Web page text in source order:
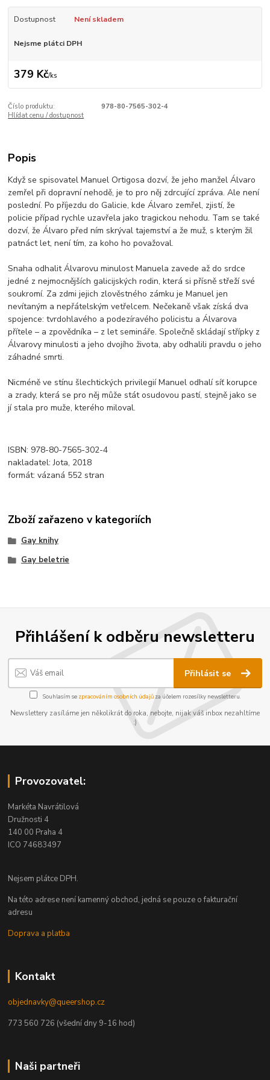
Dostupnost Není skladem
Nejsme plátci DPH
379 Kč/ks
Číslo produktu:
978-80-7565-302-4
Hlídat cenu / dostupnost
Popis
Když se spisovatel Manuel Ortigosa dozví, že jeho manžel Álvaro
zemřel při dopravní nehodě, je to pro něj zdrcující zpráva. Ale není
poslední. Po příjezdu do Galicie, kde Álvaro zemřel, zjistí, že
policie případ rychle uzavřela jako tragickou nehodu. Tam se také
dozví, že Álvaro před ním skrýval tajemství a že muž, s kterým žil
patnáct let, není tím, za koho ho považoval.
Snaha odhalit Álvarovu minulost Manuela zavede až do srdce
jedné z nejmocnějších galicijských rodin, která si přísně střeží své
soukromí. Za zdmi jejich zlověstného zámku je Manuel jen
nevítaným a nepřátelským vetřelcem. Nečekaně však získá dva
spojence: tvrdohlavého a podezíravého policistu a Álvarova
přítele – a zpovědníka – z let semináře. Společně skládají střípky z
Álvarovy minulosti a jeho dvojího života, aby odhalili pravdu o jeho
záhadné smrti.
Nicméně ve stínu šlechtických privilegií Manuel odhalí síť korupce
a zrady, která se pro něj může stát osudovou pastí, stejně jako se
jí stala pro muže, kterého miloval.
ISBN: 978-80-7565-302-4
nakladatel: Jota, 2018
formát: vázaná 552 stran
Zboží zařazeno v kategoriích
Gay knihy
Gay beletrie
Přihlášení k odběru newsletteru
Přihlásit se
Souhlasím se zpracováním osobních údajůza účelem rozesílky newsletteru.
Newslettery zasíláme jen několikrát do roka, nebojte, nijak váš inbox nezahltíme
:)
Provozovatel:
Markéta Navrátilová
Družnosti 4
140 00 Praha 4
ICO 74683497
Nejsem plátce DPH.
Na této adrese není kamenný obchod, jedná se pouze o fakturační
adresu
Doprava a platba
Kontakt
objednavky@queershop.cz
773 560 726 (všední dny 9-16 hod)
Naši partneři